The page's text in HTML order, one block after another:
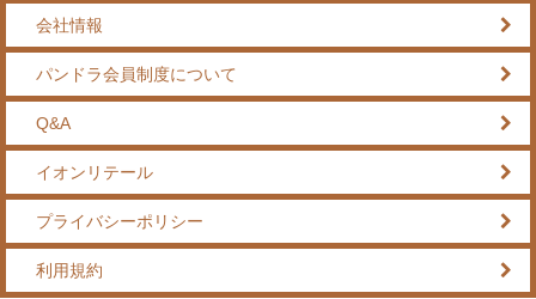
会社情報
パンドラ会員制度について
Q&A
イオンリテール
プライバシーポリシー
利用規約